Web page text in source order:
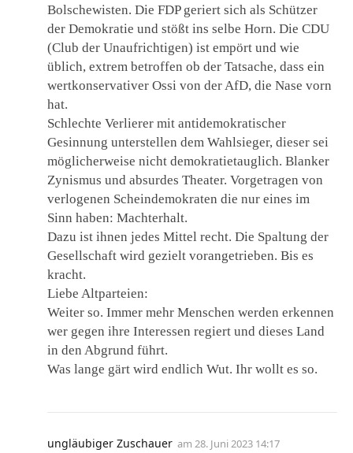
Bolschewisten. Die FDP geriert sich als Schützer
der Demokratie und stößt ins selbe Horn. Die CDU
(Club der Unaufrichtigen) ist empört und wie
üblich, extrem betroffen ob der Tatsache, dass ein
wertkonservativer Ossi von der AfD, die Nase vorn
hat.
Schlechte Verlierer mit antidemokratischer
Gesinnung unterstellen dem Wahlsieger, dieser sei
möglicherweise nicht demokratietauglich. Blanker
Zynismus und absurdes Theater. Vorgetragen von
verlogenen Scheindemokraten die nur eines im
Sinn haben: Machterhalt.
Dazu ist ihnen jedes Mittel recht. Die Spaltung der
Gesellschaft wird gezielt vorangetrieben. Bis es
kracht.
Liebe Altparteien:
Weiter so. Immer mehr Menschen werden erkennen
wer gegen ihre Interessen regiert und dieses Land
in den Abgrund führt.
Was lange gärt wird endlich Wut. Ihr wollt es so.
ungläubiger Zuschauer am 28. Juni 2023 14:17